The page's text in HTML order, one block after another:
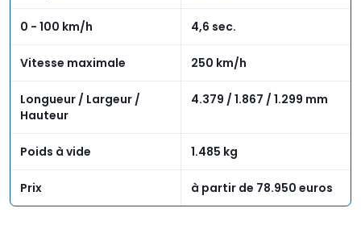
0 - 100 km/h 4,6 sec.
Vitesse maximale 250 km/h
Longueur / Largeur /
Hauteur
4.379 / 1.867 / 1.299 mm
Poids à vide 1.485 kg
Prix à partir de 78.950 euros